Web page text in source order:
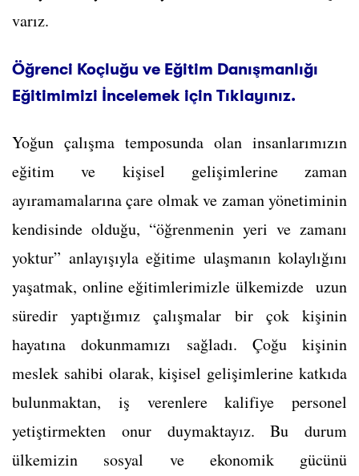
varız.
Öğrenci Koçluğu ve Eğitim Danışmanlığı
Eğitimimizi İncelemek için Tıklayınız.
Yoğun çalışma temposunda olan insanlarımızın
eğitim ve kişisel gelişimlerine zaman
ayıramamalarına çare olmak ve zaman yönetiminin
kendisinde olduğu, “öğrenmenin yeri ve zamanı
yoktur” anlayışıyla eğitime ulaşmanın kolaylığını
yaşatmak, online eğitimlerimizle ülkemizde uzun
süredir yaptığımız çalışmalar bir çok kişinin
hayatına dokunmamızı sağladı. Çoğu kişinin
meslek sahibi olarak, kişisel gelişimlerine katkıda
bulunmaktan, iş verenlere kalifiye personel
yetiştirmekten onur duymaktayız. Bu durum
ülkemizin sosyal ve ekonomik gücünü